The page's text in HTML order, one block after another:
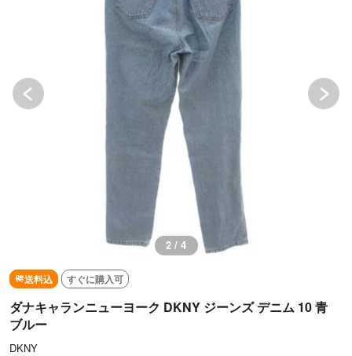
3 / 4
送料込 すぐに購入可
ダナキャランニューヨーク DKNY ジーンズ デニム 10 青
ブルー
DKNY